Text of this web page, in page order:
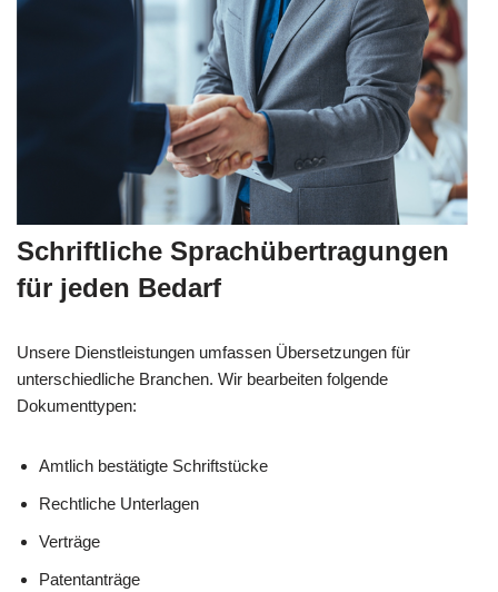
Schriftliche Sprachübertragungen
für jeden Bedarf
Unsere Dienstleistungen umfassen Übersetzungen für
unterschiedliche Branchen. Wir bearbeiten folgende
Dokumenttypen:
Amtlich bestätigte Schriftstücke
Rechtliche Unterlagen
Verträge
Patentanträge